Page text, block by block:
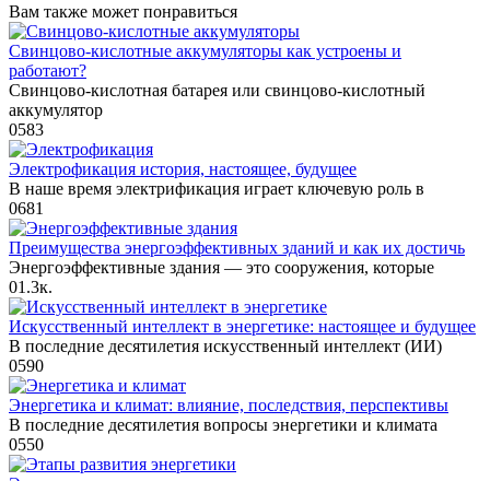
Вам также может понравиться
Свинцово-кислотные аккумуляторы как устроены и
работают?
Свинцово-кислотная батарея или свинцово-кислотный
аккумулятор
0583
Электрофикация история, настоящее, будущее
В наше время электрификация играет ключевую роль в
0681
Преимущества энергоэффективных зданий и как их достичь
Энергоэффективные здания — это сооружения, которые
01.3к.
Искусственный интеллект в энергетике: настоящее и будущее
В последние десятилетия искусственный интеллект (ИИ)
0590
Энергетика и климат: влияние, последствия, перспективы
В последние десятилетия вопросы энергетики и климата
0550